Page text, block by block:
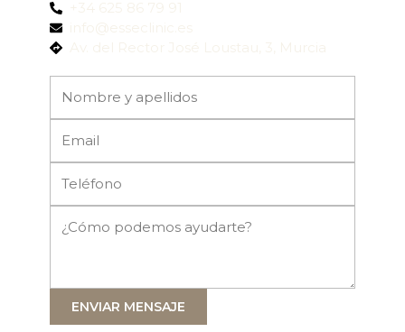
ENVIAR MENSAJE